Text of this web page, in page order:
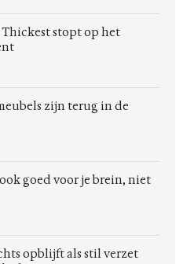
stopt op het
zijn terug in de
goed voor je brein, niet
opblijft als stil verzet